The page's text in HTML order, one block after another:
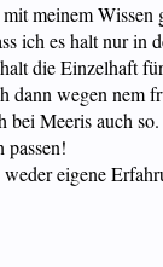
meinem Wissen
ich es halt nur in
die Einzelhaft
dann wegen nem
bei Meeris auch so.
passen!
eigene